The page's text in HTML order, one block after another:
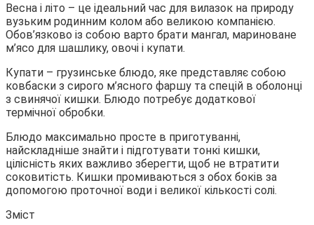
Весна і літо – це ідеальний час для вилазок на природу
вузьким родинним колом або великою компанією.
Обов’язково із собою варто брати мангал, мариноване
м’ясо для шашлику, овочі і купати.
Купати – грузинське блюдо, яке представляє собою
ковбаски з сирого м’ясного фаршу та спецій в оболонці
з свинячої кишки. Блюдо потребує додаткової
термічної обробки.
Блюдо максимально просте в приготуванні,
найскладніше знайти і підготувати тонкі кишки,
цілісність яких важливо зберегти, щоб не втратити
соковитість. Кишки промиваються з обох боків за
допомогою проточної води і великої кількості солі.
Зміст